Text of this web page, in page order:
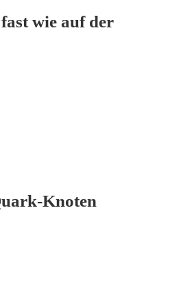
wie auf der
Knoten